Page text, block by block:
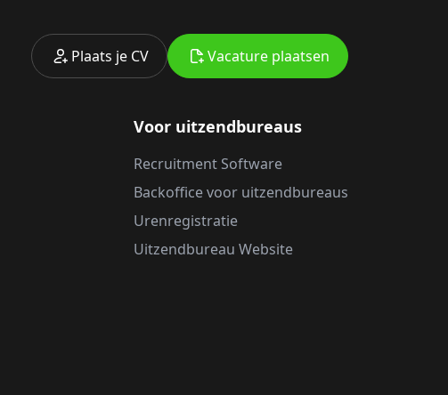
Plaats je CV Vacature plaatsen
Voor uitzendbureaus
Recruitment Software
Backoffice voor uitzendbureaus
Urenregistratie
Uitzendbureau Website